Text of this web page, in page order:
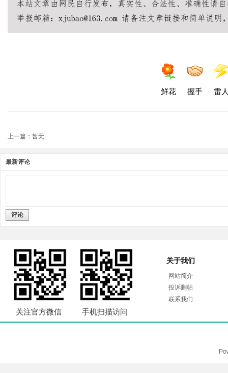
鲜花 握手 雷
上一篇：暂无
最新评论
评论
关注官方微信 手机扫描访问
关于我们
网站简介
投诉删帖
联系我们